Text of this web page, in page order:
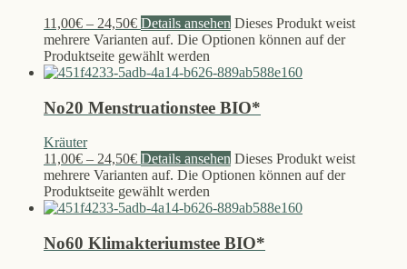
11,00€ – 24,50€ Details ansehen Dieses Produkt weist
mehrere Varianten auf. Die Optionen können auf der
Produktseite gewählt werden
No20 Menstruationstee BIO*
Kräuter
11,00€ – 24,50€ Details ansehen Dieses Produkt weist
mehrere Varianten auf. Die Optionen können auf der
Produktseite gewählt werden
No60 Klimakteriumstee BIO*